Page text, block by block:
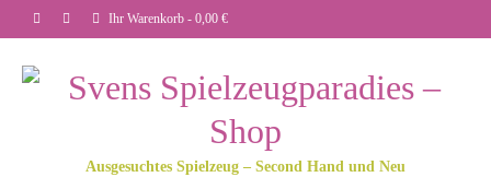
Ihr Warenkorb - 0,00 €
Ausgesuchtes Spielzeug – Second Hand und Neu